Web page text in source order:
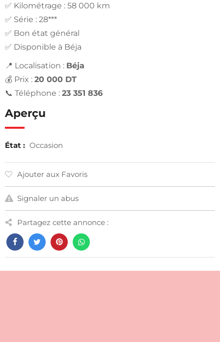
✅ Kilométrage : 58 000 km
✅ Série : 28***
✅ Bon état général
✅ Disponible à Béja
📍 Localisation : Béja
💰 Prix : 20 000 DT
📞 Téléphone : 23 351 836
Aperçu
État : Occasion
Ajouter aux Favoris
Signaler un abus
Partagez cette annonce :